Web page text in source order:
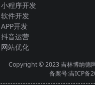
小程序开发
软件开发
APP开发
抖音运营
网站优化
Copyright © 2023吉林博纳德
备案号:吉ICP备